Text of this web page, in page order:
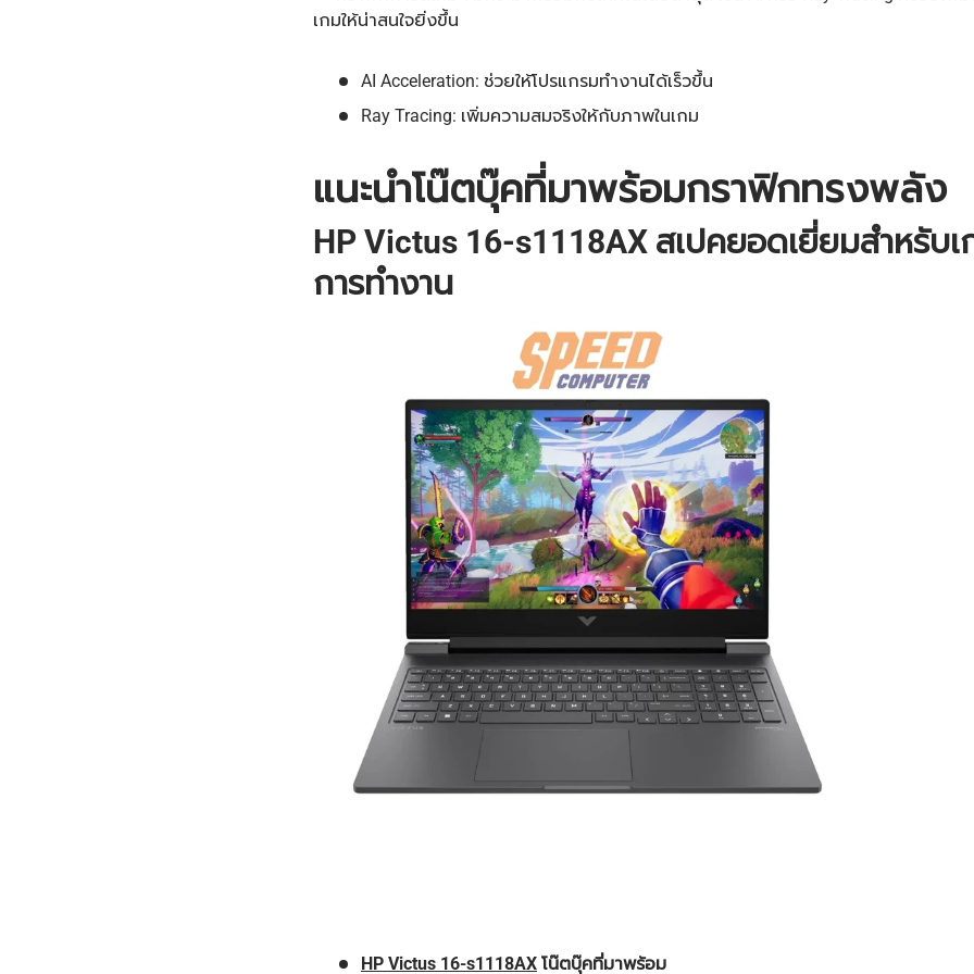
เกมให้น่าสนใจยิ่งขึ้น
AI Acceleration: ช่วยให้โปรแกรมทำงานได้เร็วขึ้น
Ray Tracing: เพิ่มความสมจริงให้กับภาพในเกม
แนะนำโน๊ตบุ๊คที่มาพร้อมกราฟิกทรงพลัง
HP Victus 16-s1118AX สเปคยอดเยี่ยมสำหรับเ
การทำงาน
HP Victus 16-s1118AX โน๊ตบุ๊คที่มาพร้อม